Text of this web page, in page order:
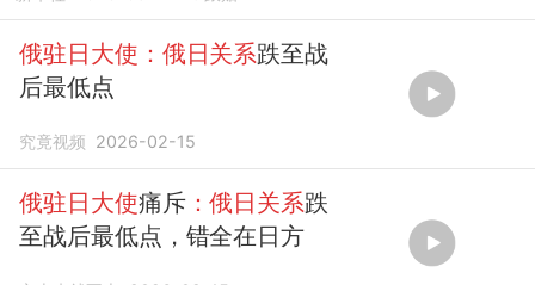
俄驻日大使：俄日关系跌至战
后最低点
究竟视频 2026-02-15
俄驻日大使痛斥：俄日关系跌
至战后最低点，错全在日方